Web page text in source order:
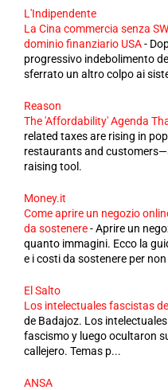
L'Indipendente
La Cina commercia senza
dominio finanziario USA-
progressivo indebolimento
sferrato un altro colpo ai
Reason
The 'Affordability' Agenda
related taxes are rising in
restaurants and
raising tool.
Money.it
Come aprire un negozio
da sostenere-Aprire un
quanto immagini. Ecco la
e i costi da sostenere per
El Salto
Los intelectuales fascistas
de Badajoz. Los
fascismo y luego ocultaron
callejero. Temas p...
ANSA